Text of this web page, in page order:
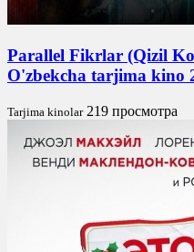
Parallel Fikrlar (Qizil
O'zbekcha tarjima kino
Tarjima kinolar 219 просмотра